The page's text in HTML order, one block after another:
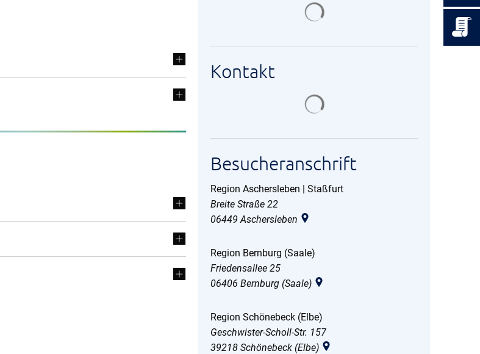
Suchergebnisse werden geladen
Kontakt
Besucheranschrift
Region Aschersleben | Staßfurt
Breite Straße 22
06449 Aschersleben
Region Bernburg (Saale)
Friedensallee 25
06406 Bernburg (Saale)
Region Schönebeck (Elbe)
Geschwister-Scholl-Str. 157
39218 Schönebeck (Elbe)